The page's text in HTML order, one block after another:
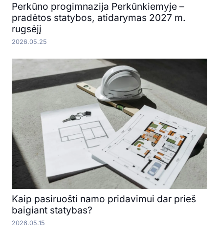
Perkūno progimnazija Perkūnkiemyje –
pradėtos statybos, atidarymas 2027 m.
rugsėjį
2026.05.25
Kaip pasiruošti namo pridavimui dar prieš
baigiant statybas?
2026.05.15